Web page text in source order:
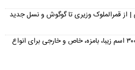
| از قمرالملوک وزیری تا گوگوش و نسل جدید
اسم برای طوطی | بیش از ۳۰۰ اسم زیبا، بامزه، خاص و خارجی برای انواع